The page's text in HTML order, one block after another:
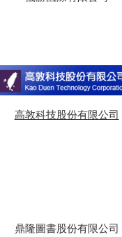
高敦科技股份有限公司
鼎隆圖書股份有限公司